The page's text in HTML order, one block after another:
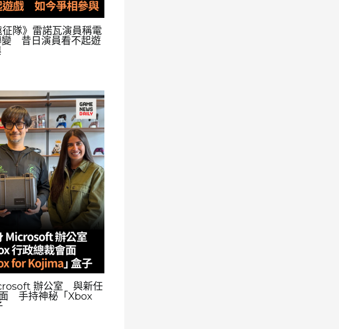
征隊》雷諾瓦演員稱電
變 昔日演員看不起遊
辦公室 與新任
手持神秘「Xbox